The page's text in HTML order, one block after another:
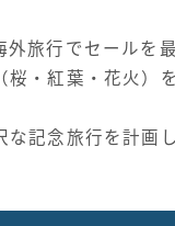
外旅行でセールを
桜・紅葉・花火）
な記念旅行を計画